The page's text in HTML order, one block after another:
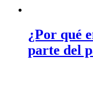
¿Por qué
parte del